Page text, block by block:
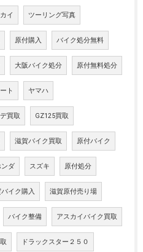
イ ツーリング写真
原付購入 バイク処分無料
大阪バイク処分 原付無料処分
ト ヤマハ
買取 GZ125買取
滋賀バイク買取 原付バイク
ンダ スズキ 原付処分
イク購入 滋賀原付売り場
バイク整備 アスカイバイク買取
ドラックスター２５０